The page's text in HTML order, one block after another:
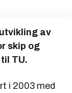
av
skip og
TU.
i 2003 med